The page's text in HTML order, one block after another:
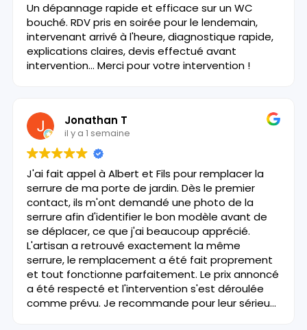
Un dépannage rapide et efficace sur un WC
bouché. RDV pris en soirée pour le lendemain,
intervenant arrivé à l'heure, diagnostique rapide,
explications claires, devis effectué avant
intervention... Merci pour votre intervention !
Jonathan T
il y a 1 semaine
J'ai fait appel à Albert et Fils pour remplacer la
serrure de ma porte de jardin. Dès le premier
contact, ils m'ont demandé une photo de la
serrure afin d'identifier le bon modèle avant de
se déplacer, ce que j'ai beaucoup apprécié.
L'artisan a retrouvé exactement la même
serrure, le remplacement a été fait proprement
et tout fonctionne parfaitement. Le prix annoncé
a été respecté et l'intervention s'est déroulée
comme prévu. Je recommande pour leur sérieux